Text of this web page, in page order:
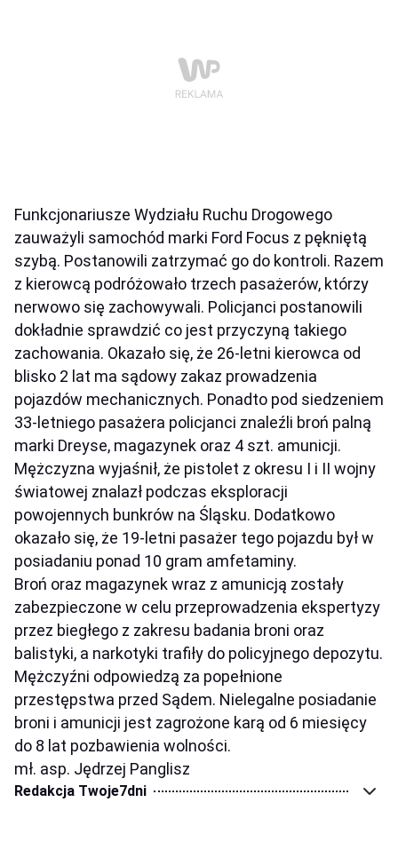
Funkcjonariusze Wydziału Ruchu Drogowego
zauważyli samochód marki Ford Focus z pękniętą
szybą. Postanowili zatrzymać go do kontroli. Razem
z kierowcą podróżowało trzech pasażerów, którzy
nerwowo się zachowywali. Policjanci postanowili
dokładnie sprawdzić co jest przyczyną takiego
zachowania. Okazało się, że 26-letni kierowca od
blisko 2 lat ma sądowy zakaz prowadzenia
pojazdów mechanicznych. Ponadto pod siedzeniem
33-letniego pasażera policjanci znaleźli broń palną
marki Dreyse, magazynek oraz 4 szt. amunicji.
Mężczyzna wyjaśnił, że pistolet z okresu I i II wojny
światowej znalazł podczas eksploracji
powojennych bunkrów na Śląsku. Dodatkowo
okazało się, że 19-letni pasażer tego pojazdu był w
posiadaniu ponad 10 gram amfetaminy.
Broń oraz magazynek wraz z amunicją zostały
zabezpieczone w celu przeprowadzenia ekspertyzy
przez biegłego z zakresu badania broni oraz
balistyki, a narkotyki trafiły do policyjnego depozytu.
Mężczyźni odpowiedzą za popełnione
przestępstwa przed Sądem. Nielegalne posiadanie
broni i amunicji jest zagrożone karą od 6 miesięcy
do 8 lat pozbawienia wolności.
mł. asp. Jędrzej Panglisz
Redakcja Twoje7dni